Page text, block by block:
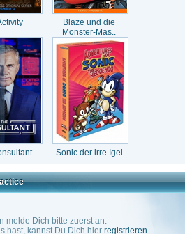
Blaze und die
Monster-Mas..
Sonic der irre Igel
melde Dich bitte zuerst an.
hast, kannst Du Dich hier registrieren.